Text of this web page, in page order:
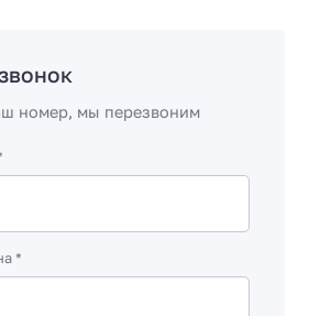
номер, мы перезвоним
*